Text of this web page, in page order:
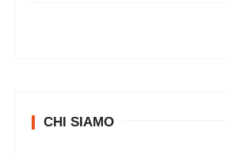
CHI SIAMO